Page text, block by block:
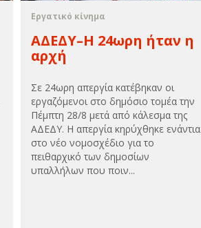
Εργατικό κίνημα
ΑΔΕΔΥ–Η 24ωρη ήταν η
αρχή
Σε 24ωρη απεργία κατέβηκαν οι
εργαζόμενοι στο δημόσιο τομέα την
Πέμπτη 28/8 μετά από κάλεσμα της
ΑΔΕΔΥ. Η απεργία κηρύχθηκε ενάντια
στο νέο νομοσχέδιο για το
πειθαρχικό των δημοσίων
υπαλλήλων που ποιν...